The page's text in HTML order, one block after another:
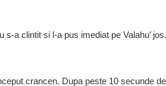
a clintit si l-a pus imediat pe Valahu’ jos.
crancen. Dupa peste 10 secunde